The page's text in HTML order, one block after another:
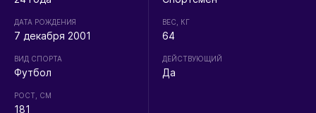
ДАТА РОЖДЕНИЯ
7 декабря 2001
ВИД СПОРТА
Футбол
РОСТ, СМ
181
ВЕС, КГ
64
ДЕЙСТВУЮЩИЙ
Да